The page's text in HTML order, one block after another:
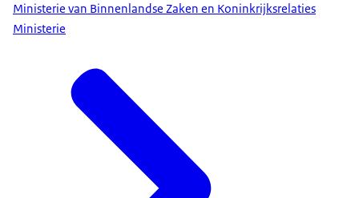
Ministerie van Binnenlandse Zaken en Koninkrijksrelaties
Ministerie